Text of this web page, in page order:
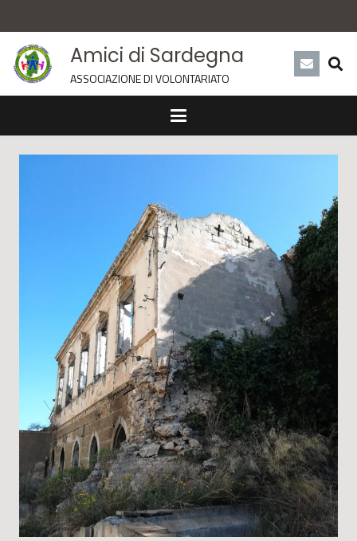
Amici di Sardegna
ASSOCIAZIONE DI VOLONTARIATO